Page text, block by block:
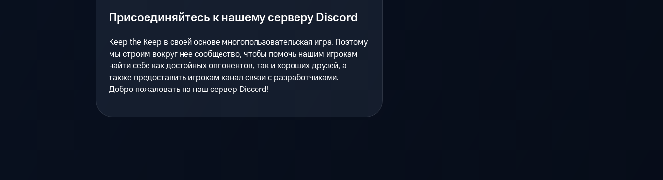
Присоединяйтесь к нашему серверу Discord
Keep the Keep в своей основе многопользовательская игра. Поэтому
мы строим вокруг нее сообщество, чтобы помочь нашим игрокам
найти себе как достойных оппонентов, так и хороших друзей, а
также предоставить игрокам канал связи с разработчиками.
Добро пожаловать на наш сервер Discord!